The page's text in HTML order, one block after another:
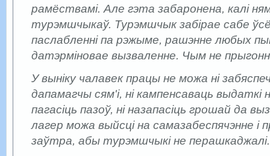
рамёствамі. Але гэта забаронена, калі
турэмшчыкаў. Турэмшчык забірае сабе
паслабленні па рэжыме, рашэнне любых
датэрміновае вызваленне. Чым не
У выніку чалавек працы не можа ні
дапамагчы сям'і, ні кампенсаваць выдаткі
пагасіць пазоў, ні назапасіць грошай да
лагер можа выйсці на самазабеспячэнне і
заўтра, абы турэмшчыкі не перашкаджалі.